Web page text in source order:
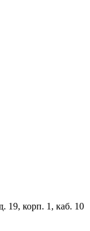
19, корп. 1, каб. 10